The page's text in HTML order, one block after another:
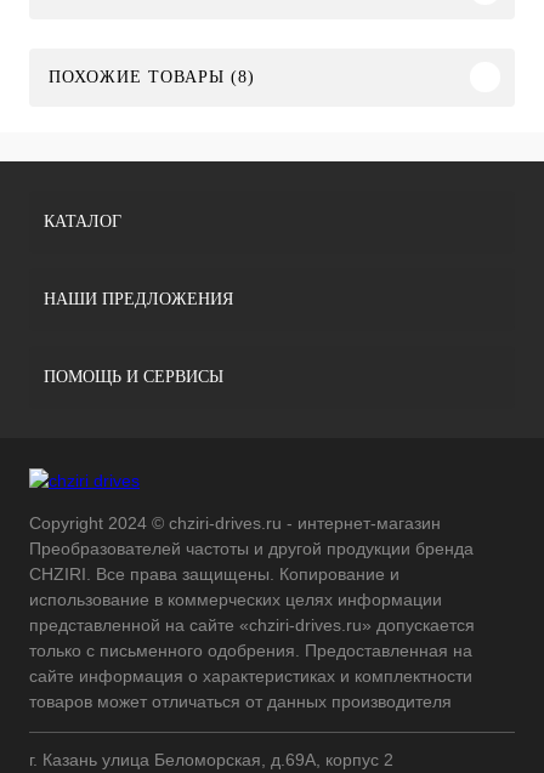
ПОХОЖИЕ ТОВАРЫ (8)
КАТАЛОГ
НАШИ ПРЕДЛОЖЕНИЯ
ПОМОЩЬ И СЕРВИСЫ
Copyright 2024 © chziri-drives.ru - интернет-магазин
Преобразователей частоты и другой продукции бренда
CHZIRI. Все права защищены. Копирование и
использование в коммерческих целях информации
представленной на сайте «chziri-drives.ru» допускается
только с письменного одобрения. Предоставленная на
сайте информация о характеристиках и комплектности
товаров может отличаться от данных производителя
г. Казань улица Беломорская, д.69А, корпус 2